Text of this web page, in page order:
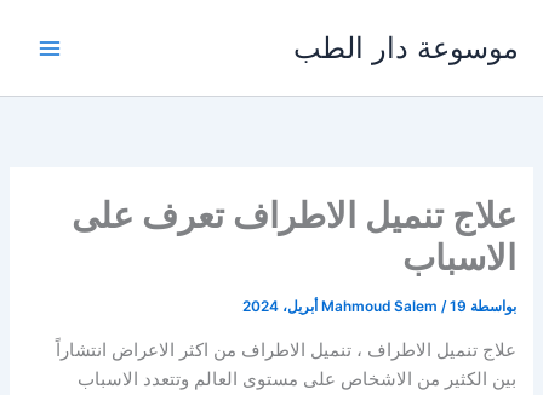
المحتوى
موسوعة دار الطب
علاج تنميل الاطراف تعرف على
الاسباب
بواسطة Mahmoud Salem /19 أبريل، 2024
علاج تنميل الاطراف ، تنميل الاطراف من اكثر الاعراض انتشاراً
بين الكثير من الاشخاص على مستوى العالم وتتعدد الاسباب